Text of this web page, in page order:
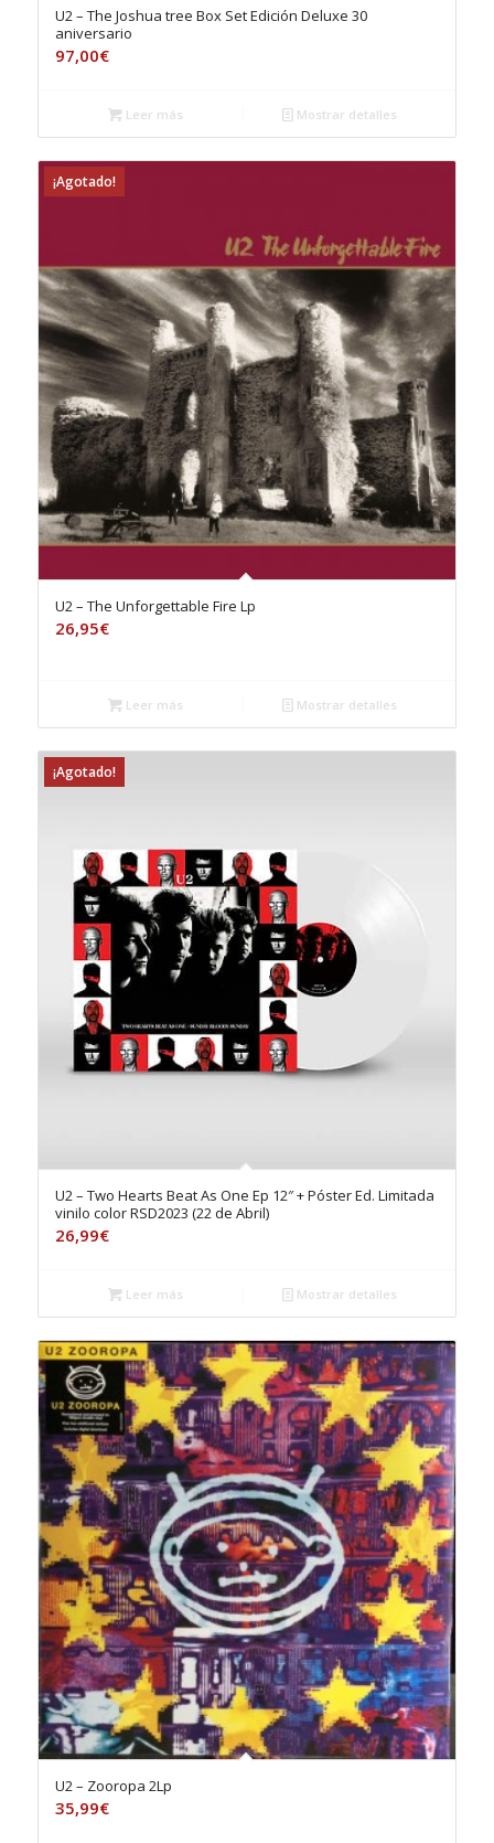
U2 – The Joshua tree Box Set Edición Deluxe 30
aniversario
97,00€
Leer más Mostrar detalles
¡Agotado!
U2 – The Unforgettable Fire Lp
26,95€
Leer más Mostrar detalles
¡Agotado!
U2 – Two Hearts Beat As One Ep 12″ + Póster Ed. Limitada
vinilo color RSD2023 (22 de Abril)
26,99€
Leer más Mostrar detalles
U2 – Zooropa 2Lp
35,99€